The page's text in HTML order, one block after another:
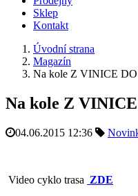
Sklep
Kontakt
Úvodní strana
Magazín
Na kole Z VINICE
Na kole Z
04.06.2015 12:36
Video cyklo trasa ZDE